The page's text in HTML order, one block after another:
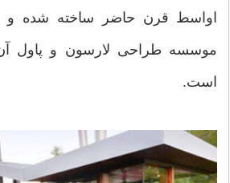
اواسط قرن حاضر ساخته شده و
موسسه طراحی لارسون و پاول
است.